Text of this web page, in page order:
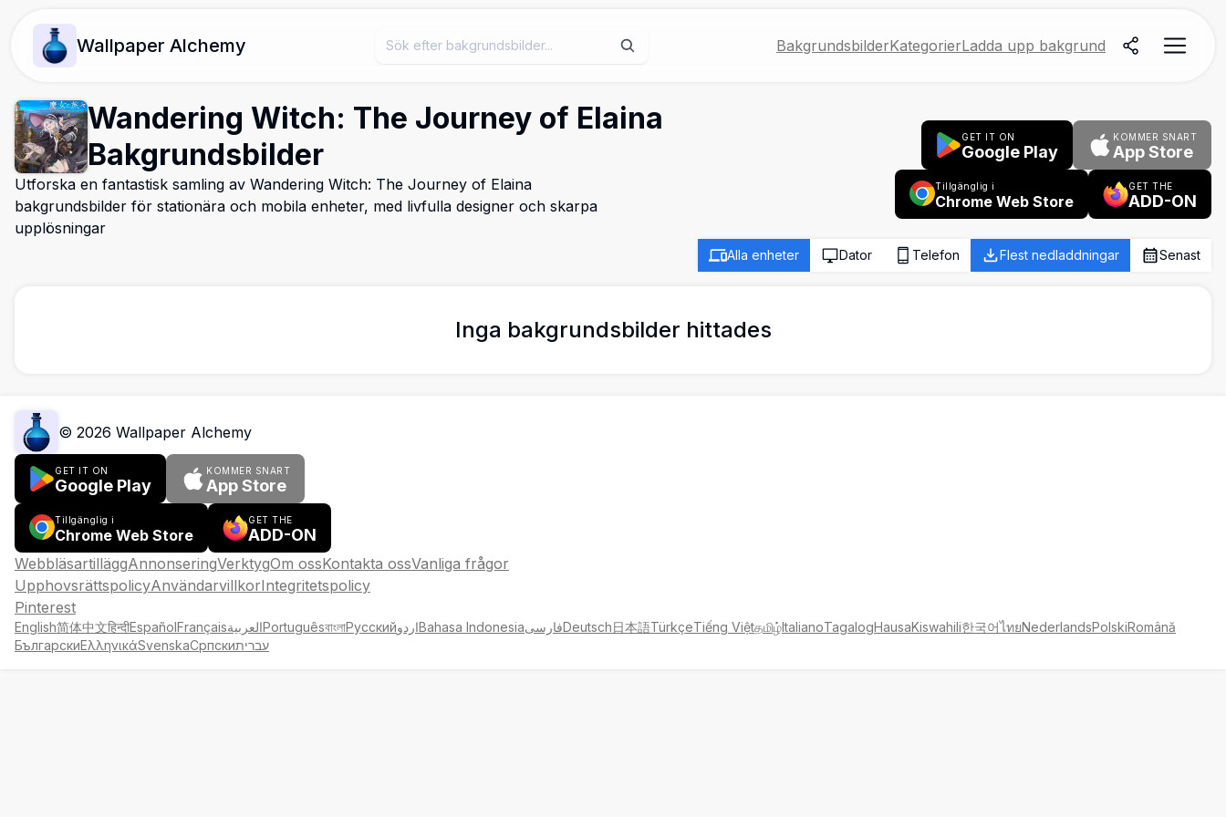
Wallpaper Alchemy BakgrundsbilderKategorierLadda upp bakgrund
Wandering Witch: The Journey of Elaina
Bakgrundsbilder
Utforska en fantastisk samling av Wandering Witch: The Journey of Elaina
bakgrundsbilder för stationära och mobila enheter, med livfulla designer och skarpa
upplösningar
GET IT ON
Google Play
KOMMER SNART
App Store
Tillgänglig i
Chrome Web Store
GET THE
ADD-ON
Alla enheter Dator Telefon Flest nedladdningar Senast
Inga bakgrundsbilder hittades
© 2026 Wallpaper Alchemy
GET IT ON
Google Play
KOMMER SNART
App Store
Tillgänglig i
Chrome Web Store
GET THE
ADD-ON
WebbläsartilläggAnnonseringVerktygOm ossKontakta ossVanliga frågor
UpphovsrättspolicyAnvändarvillkorIntegritetspolicy
Pinterest
English简体中文हिन्दीEspañolFrançaisالعربيةPortuguêsবাংলাРусскийاردوBahasa IndonesiaفارسیDeutsch日本語TürkçeTiếng Việtதமிழ்ItalianoTagalogHausaKiswahili한국어ไทยNederlandsPolskiRomână
БългарскиΕλληνικάSvenskaСрпскиעברית